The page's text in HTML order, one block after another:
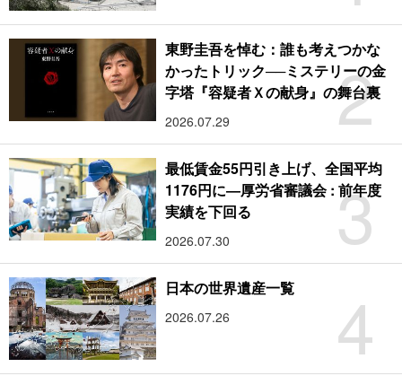
2
東野圭吾を悼む：誰も考えつかな
かったトリック──ミステリーの金
字塔『容疑者Ｘの献身』の舞台裏
2026.07.29
3
最低賃金55円引き上げ、全国平均
1176円に―厚労省審議会 : 前年度
実績を下回る
2026.07.30
4
日本の世界遺産一覧
2026.07.26